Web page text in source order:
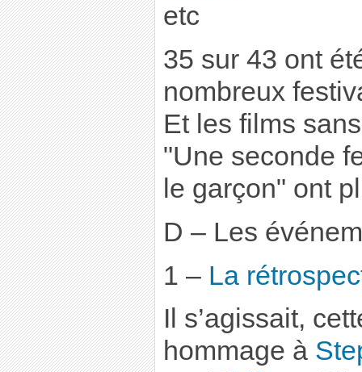
etc
35 sur 43 ont
nombreux
Et les films
"Une seconde
le garçon" ont
D – Les
1 – La
Il s’agissait,
hommage à